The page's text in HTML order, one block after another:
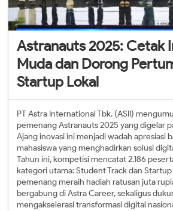
Astranauts 2025: Cetak
Muda dan Dorong
Startup Lokal
PT Astra International Tbk. (ASII)
pemenang Astranauts 2025 yang digelar
Ajang inovasi ini menjadi wadah apresiasi
mahasiswa yang menghadirkan solusi
Tahun ini, kompetisi mencatat 2.186
kategori utama: Student Track dan Startup
pemenang meraih hadiah ratusan juta
bergabung di Astra Career, sekaligus
mengakselerasi transformasi digital